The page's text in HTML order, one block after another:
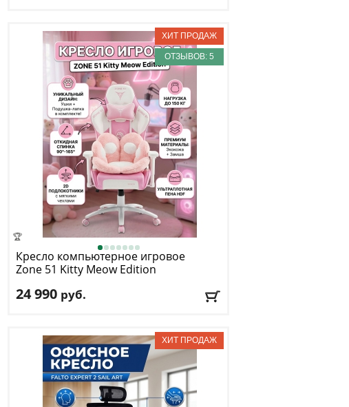
Механизм качания: синхронный
Регулировка по высоте: есть
Материал обивки: сетка
Подлокотники: да
Доставка:БЕСПЛАТНО, 1-2 дня
ОТЗЫВОВ: 5
🏆
Кресло компьютерное игровое
Zone 51 Kitty Meow Edition
24 990 руб.
Механизм качания: топ ган
Регулировка по высоте: есть
Материал обивки: экокожа
Подлокотники: да
Доставка:БЕСПЛАТНО, 1-2 дня